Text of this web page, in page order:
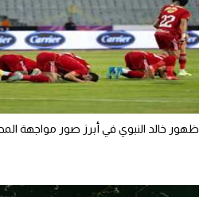
ظهور خالد النبوي في أبرز صور مواجهة